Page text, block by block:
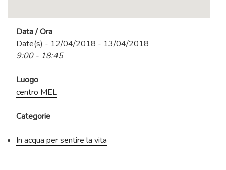
Data / Ora
Date(s) - 12/04/2018 - 13/04/2018
9:00 - 18:45
Luogo
centro MEL
Categorie
In acqua per sentire la vita